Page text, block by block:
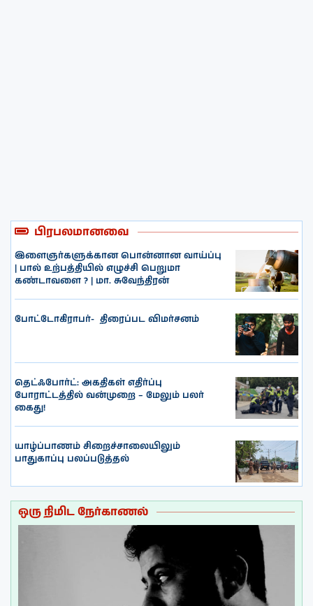
பிரபலமானவை
இளைஞர்களுக்கான பொன்னான வாய்ப்பு
| பால் உற்பத்தியில் எழுச்சி பெறுமா
கண்டாவளை ? | மா. சுவேந்திரன்
போட்டோகிராபர்- ‌ திரைப்பட விமர்சனம்
தெட்ஃபோர்ட்: அகதிகள் எதிர்ப்பு
போராட்டத்தில் வன்முறை – மேலும் பலர்
கைது!
யாழ்ப்பாணம் சிறைச்சாலையிலும்
பாதுகாப்பு பலப்படுத்தல்
ஒரு நிமிட நேர்காணல்